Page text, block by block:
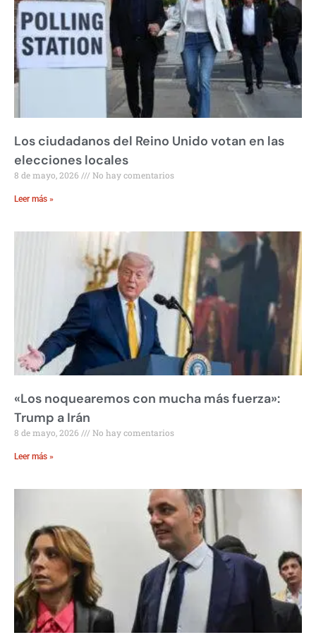
Los ciudadanos del Reino Unido votan en las
elecciones locales
8 de mayo, 2026 No hay comentarios
Leer más »
«Los noquearemos con mucha más fuerza»:
Trump a Irán
8 de mayo, 2026 No hay comentarios
Leer más »